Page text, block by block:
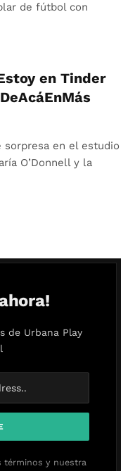
de fútbol con
en Tinder
sorpresa en el estudio
O’Donnell y la
de Urbana Play
términos y nuestra